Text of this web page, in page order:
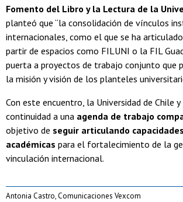
Fomento del Libro y la Lectura de la
planteó que “la consolidación de vínculos
internacionales, como el que se ha
partir de espacios como FILUNI o la FIL
puerta a proyectos de trabajo conjunto que
la misión y visión de los planteles
Con este encuentro, la Universidad de Chile y
continuidad a una agenda de trabajo
objetivo de seguir articulando
académicas para el fortalecimiento de la
vinculación internacional.
Antonia Castro, Comunicaciones Vexcom